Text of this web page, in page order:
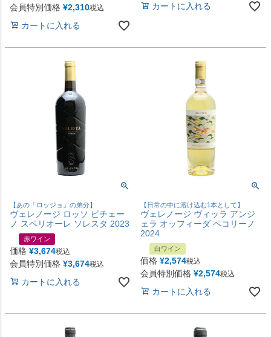
会員特別価格 ¥2,310税込
カートに入れる
カートに入れる
【あの「ロッジョ」の弟分】
ヴェレノージ ロッソ ピチェー
ノ スペリオーレ ソレスタ 2023
赤ワイン
価格 ¥3,674税込
会員特別価格 ¥3,674税込
カートに入れる
【日常の中に溶け込む1本として】
ヴェレノージ ヴィッラ アンジ
ェラ オッフィーダ ペコリーノ
2024
白ワイン
価格 ¥2,574税込
会員特別価格 ¥2,574税込
カートに入れる